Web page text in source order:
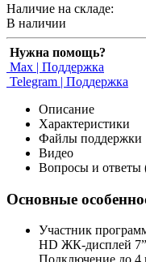
Наличие на складе:
В наличии
Нужна помощь?
Max | Поддержка
Telegram | Поддержка
Описание
Характеристики
Файлы поддержки
Видео
Вопросы и ответы
Основные
Участник
HD ЖК-дисплей 7”